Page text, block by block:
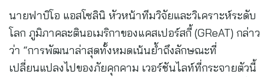
นายฟาบิโอ แอสโซลินิ หัวหน้าทีมวิจัยและวิเคราะห์ระดับ
โลก ภูมิภาคละตินอเมริกาของแคสเปอร์สกี้ (GReAT) กล่าว
ว่า “การพัฒนาล่าสุดทั้งหมดเน้นย้ำถึงลักษณะที่
เปลี่ยนแปลงไปของภัยคุกคาม เวอร์ชันไลท์ที่กระจายตัวนี้